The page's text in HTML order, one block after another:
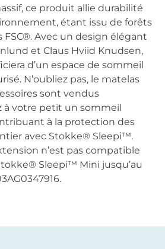
ce produit allie durabilité
étant issu de forêts
Avec un design élégant
et Claus Hviid Knudsen,
d’un espace de sommeil
N’oubliez pas, le matelas
sont vendus
à votre petit un sommeil
à la protection des
avec Stokke® Sleepi™.
n’est pas compatible
Sleepi™ Mini jusqu’au